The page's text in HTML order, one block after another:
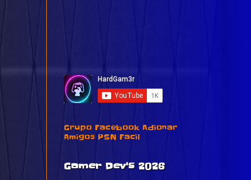
Grupo Facebook Adionar
Amigos PSN Facil
Gamer Dev's 2026